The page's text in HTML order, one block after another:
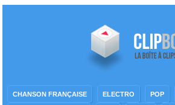
CHANSON FRANÇAISE ELECTRO POP